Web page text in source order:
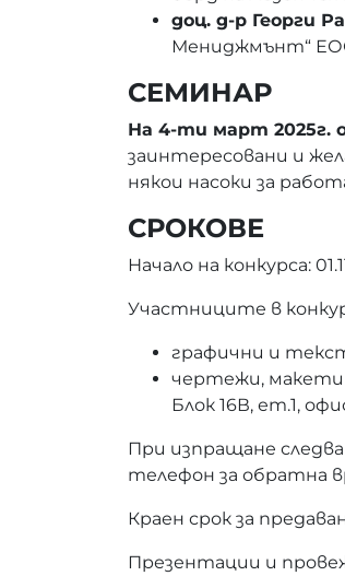
доц. д-р Георги
Мениджмънт“
СЕМИНАР
На 4-ти март 2025г.
заинтересовани и
някои насоки за
СРОКОВЕ
Начало на конкурса:
Участниците в
графични и
чертежи, макети
Блок 16В, ет.1,
При изпращане
телефон за обратна
Краен срок за
Презентации и